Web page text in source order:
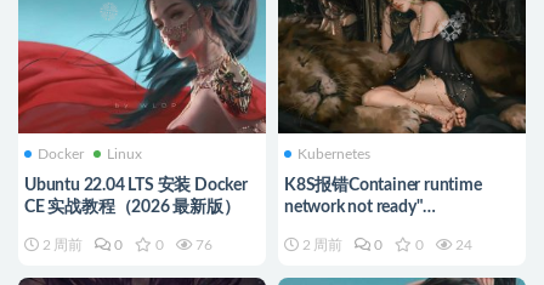
Docker Linux
Ubuntu 22.04 LTS 安装 Docker
CE 实战教程（2026 最新版）
2 周前 0 0 76
Kubernetes
K8S报错Container runtime
network not ready"
=false
2 周前 0 0 24